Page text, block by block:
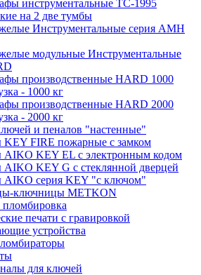
инструментальные ТС-1995
на 2 две тумбы
Инструментальные серия AMH
модульные Инструментальные
производственные HARD 1000
- 1000 кг
производственные HARD 2000
- 2000 кг
и пеналов "настенные"
FIRE пожарные с замком
KEY EL с электронным кодом
KEY G с стеклянной дверцей
серия KEY "с ключом"
ключницы METKON
печати с гравировкой
устройства
для ключей